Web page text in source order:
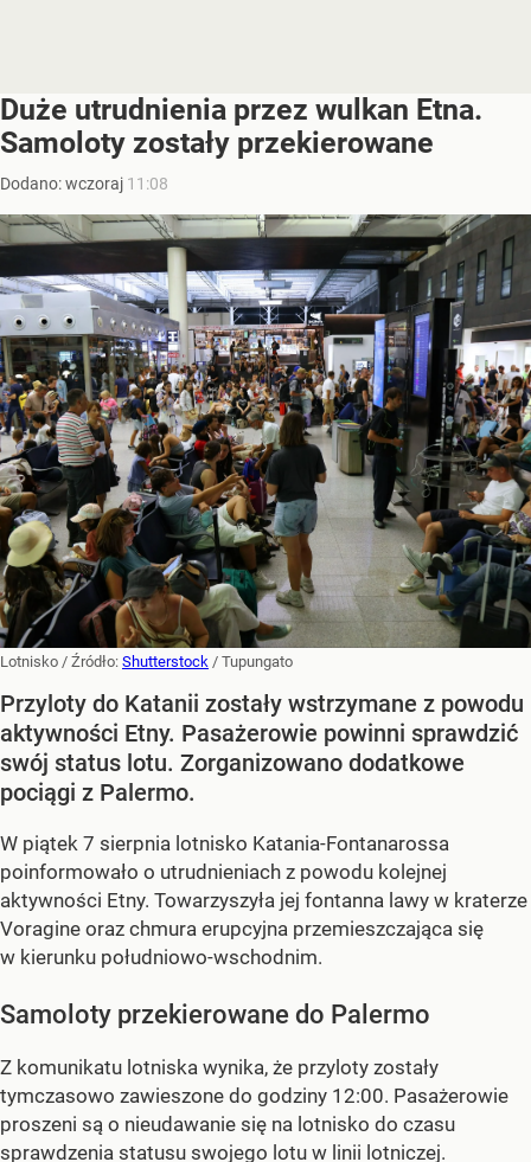
Duże utrudnienia przez wulkan Etna.
Samoloty zostały przekierowane
Dodano:wczoraj 11:08
Lotnisko / Źródło: Shutterstock / Tupungato
Przyloty do Katanii zostały wstrzymane z powodu
aktywności Etny. Pasażerowie powinni sprawdzić
swój status lotu. Zorganizowano dodatkowe
pociągi z Palermo.
W piątek 7 sierpnia lotnisko Katania-Fontanarossa
poinformowało o utrudnieniach z powodu kolejnej
aktywności Etny. Towarzyszyła jej fontanna lawy w kraterze
Voragine oraz chmura erupcyjna przemieszczająca się
w kierunku południowo-wschodnim.
Samoloty przekierowane do Palermo
Z komunikatu lotniska wynika, że przyloty zostały
tymczasowo zawieszone do godziny 12:00. Pasażerowie
proszeni są o nieudawanie się na lotnisko do czasu
sprawdzenia statusu swojego lotu w linii lotniczej.